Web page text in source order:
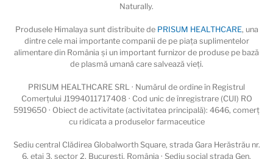
Naturally.
Produsele Himalaya sunt distribuite de PRISUM HEALTHCARE, una
dintre cele mai importante companii de pe piaţa suplimentelor
alimentare din România și un important furnizor de produse pe bază
de plasmă umană care salvează vieţi.
PRISUM HEALTHCARE SRL · Numărul de ordine în Registrul
Comerțului J1994011717408 · Cod unic de înregistrare (CUI) RO
5919650 · Obiect de activitate (activitatea principală): 4646, comerț
cu ridicata a produselor farmaceutice
Sediu central Clădirea Globalworth Square, strada Gara Herăstrău nr.
6, etaj 3, sector 2, București, România · Sediu social strada Gen.